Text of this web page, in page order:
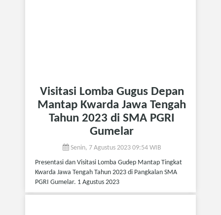
Visitasi Lomba Gugus Depan
Mantap Kwarda Jawa Tengah
Tahun 2023 di SMA PGRI
Gumelar
Senin, 7 Agustus 2023 09:54 WIB
Presentasi dan Visitasi Lomba Gudep Mantap Tingkat
Kwarda Jawa Tengah Tahun 2023 di Pangkalan SMA
PGRI Gumelar. 1 Agustus 2023